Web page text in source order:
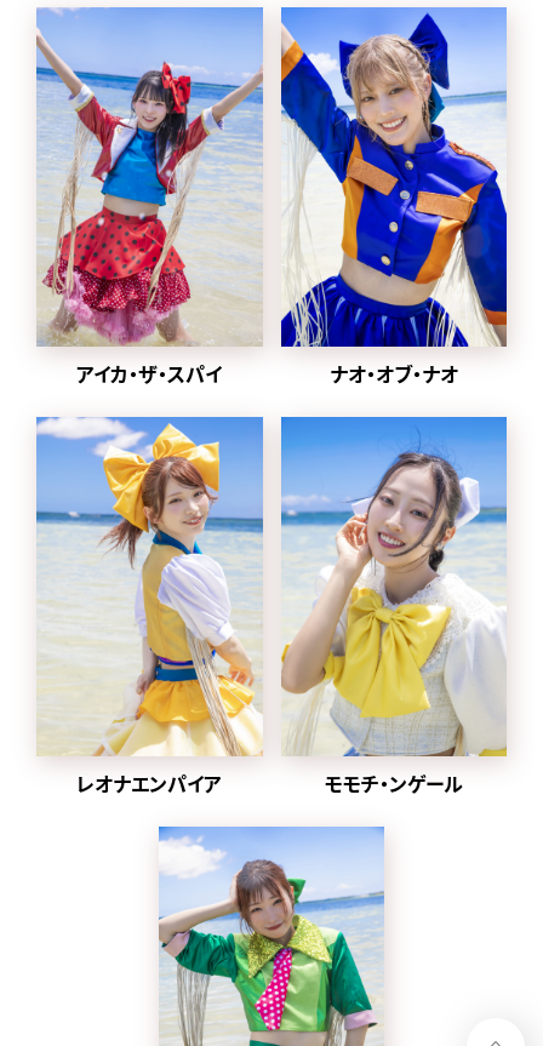
ンスターからなるクロちゃ
んプロデュースの5人組ア
イドルグループ。
avexからメジャーデビュー
後4日という史上最速の早
さで東京ドームに立ち話題
を集め、「第62回 輝く！日本
レコード大賞」新人賞を受
賞。
2024年1月から
2022年に同番組の企画
「MONSTER LOVE」から誕
豆柴の大群都内某所
a.k.a. MONSTERIDOLとし
2025年1月8日に放送され
た「水曜日のダウンタウン」
内で
元々アドバイザーを務めて
いた、クロちゃんがプロデ
ューサー就任、ハナエモン
スターが復帰、
グループ名を戻すことが発
表された。
同日にクロちゃんが作詞し
ル配信がスタート。
アイカ・ザ・スパイ ナオ・オブ・ナオ
レオナエンパイア モモチ・ンゲール